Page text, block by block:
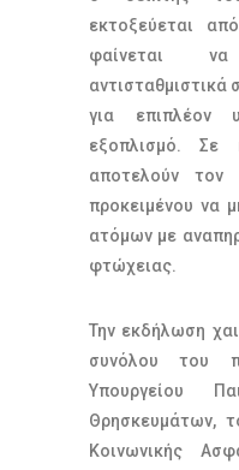
εκτοξεύεται
φαίνεται
αντισταθμιστικά
για επιπλέον
εξοπλισμό. Σε
αποτελούν τον
προκειμένου να
ατόμων με
φτώχειας.
Την εκδήλωση
συνόλου του
Υπουργείου
Θρησκευμάτων,
Κοινωνικής